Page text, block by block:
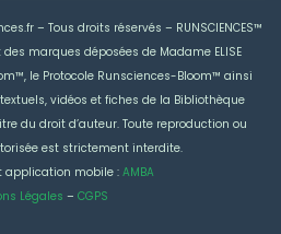
– Tous droits réservés – RUNSCIENCES™
des marques déposées de Madame ELISE
le Protocole Runsciences-Bloom™ ainsi
vidéos et fiches de la Bibliothèque
du droit d’auteur. Toute reproduction ou
est strictement interdite.
application mobile : AMBA
Légales – CGPS